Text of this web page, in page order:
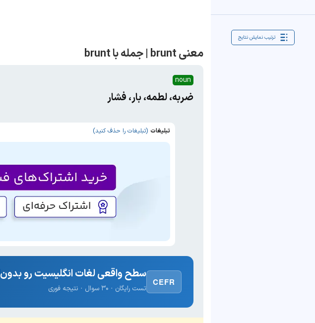
ترتیب نمایش نتایج
معنی brunt | جمله با brunt
noun
ضربه، لطمه، بار، فشار
تبلیغات (تبلیغات را حذف کنید)
CEFR
سطح واقعی لغات انگلیسیت رو
تست رایگان · ۳۰ سوال · نتیجه فوری